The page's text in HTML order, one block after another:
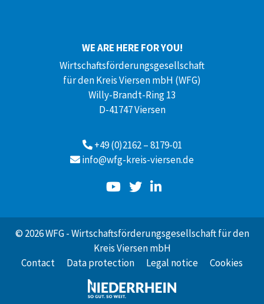
WE ARE HERE FOR YOU!
Wirtschaftsförderungsgesellschaft
für den Kreis Viersen mbH (WFG)
Willy-Brandt-Ring 13
D-41747 Viersen
+49 (0)2162 – 8179-01
info@wfg-kreis-viersen.de
© 2026 WFG - Wirtschaftsförderungsgesellschaft für den
Kreis Viersen mbH
Contact
Data protection Legal notice Cookies